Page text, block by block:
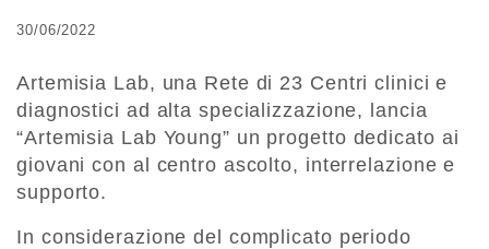
30/06/2022
Artemisia Lab, una Rete di 23 Centri clinici e
diagnostici ad alta specializzazione, lancia
“Artemisia Lab Young” un progetto dedicato ai
giovani con al centro ascolto, interrelazione e
supporto.
In considerazione del complicato periodo